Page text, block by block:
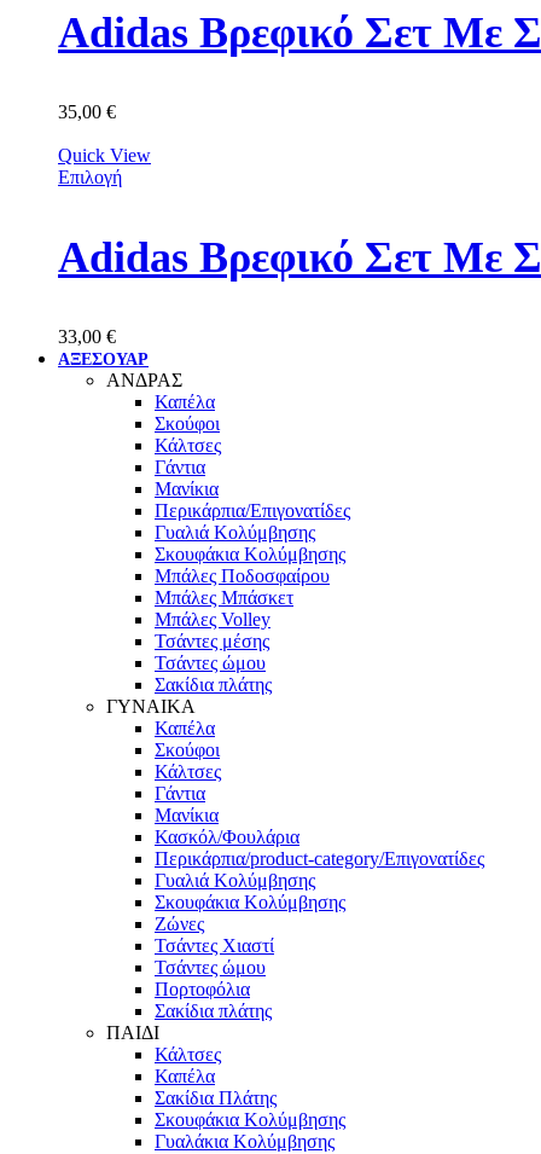
Adidas Βρεφικό Σετ Με
35,00 €
Quick View
Επιλογή
Adidas Βρεφικό Σετ Με
33,00 €
ΑΞΕΣΟΥΑΡ
ΑΝΔΡΑΣ
Καπέλα
Σκούφοι
Κάλτσες
Γάντια
Μανίκια
Περικάρπια/Επιγονατίδες
Γυαλιά Κολύμβησης
Σκουφάκια Κολύμβησης
Μπάλες Ποδοσφαίρου
Μπάλες Μπάσκετ
Μπάλες Volley
Τσάντες μέσης
Τσάντες ώμου
Σακίδια πλάτης
ΓΥΝΑΙΚΑ
Καπέλα
Σκούφοι
Κάλτσες
Γάντια
Μανίκια
Κασκόλ/Φουλάρια
Περικάρπια/product-category/Επιγονατίδες
Γυαλιά Κολύμβησης
Σκουφάκια Κολύμβησης
Ζώνες
Τσάντες Χιαστί
Τσάντες ώμου
Πορτοφόλια
Σακίδια πλάτης
ΠΑΙΔΙ
Κάλτσες
Καπέλα
Σακίδια Πλάτης
Σκουφάκια Κολύμβησης
Γυαλάκια Κολύμβησης